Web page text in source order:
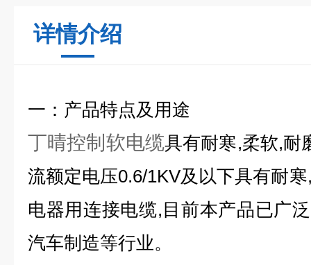
详情介绍
一：产品特点及用途
丁晴控制软电缆具有耐寒,柔软,耐
流额定电压0.6/1KV及以下具有耐
电器用连接电缆,目前本产品已广
汽车制造等行业。